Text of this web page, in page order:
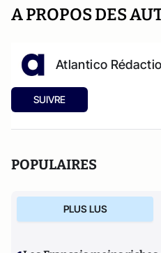
A PROPOS DES
Atlantico
SUIVRE
POPULAIRES
PLUS LUS